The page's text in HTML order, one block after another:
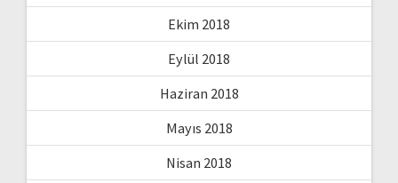
Ekim 2018
Eylül 2018
Haziran 2018
Mayıs 2018
Nisan 2018